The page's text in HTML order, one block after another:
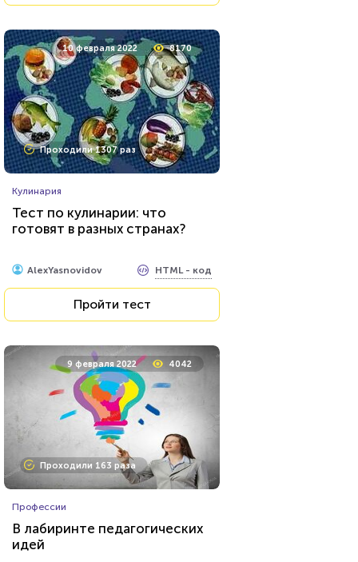
10 февраля 2022 8170
Проходили 1307 раз
Кулинария
Тест по кулинарии: что
готовят в разных странах?
AlexYasnovidov HTML - код
Пройти тест
9 февраля 2022 4042
Проходили 163 раза
Профессии
В лабиринте педагогических
идей